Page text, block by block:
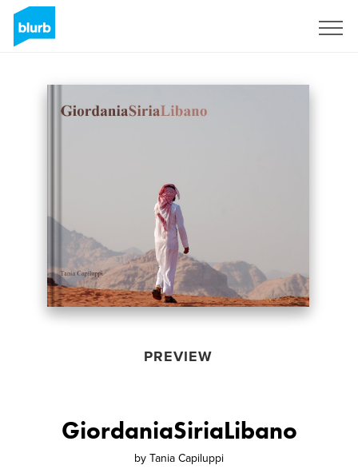
PREVIEW
GiordaniaSiriaLibano
by Tania Capiluppi